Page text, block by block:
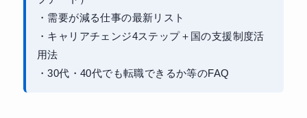
・需要が減る仕事の最新リスト
・キャリアチェンジ4ステップ＋国の支援制度活
用法
・30代・40代でも転職できるか等のFAQ